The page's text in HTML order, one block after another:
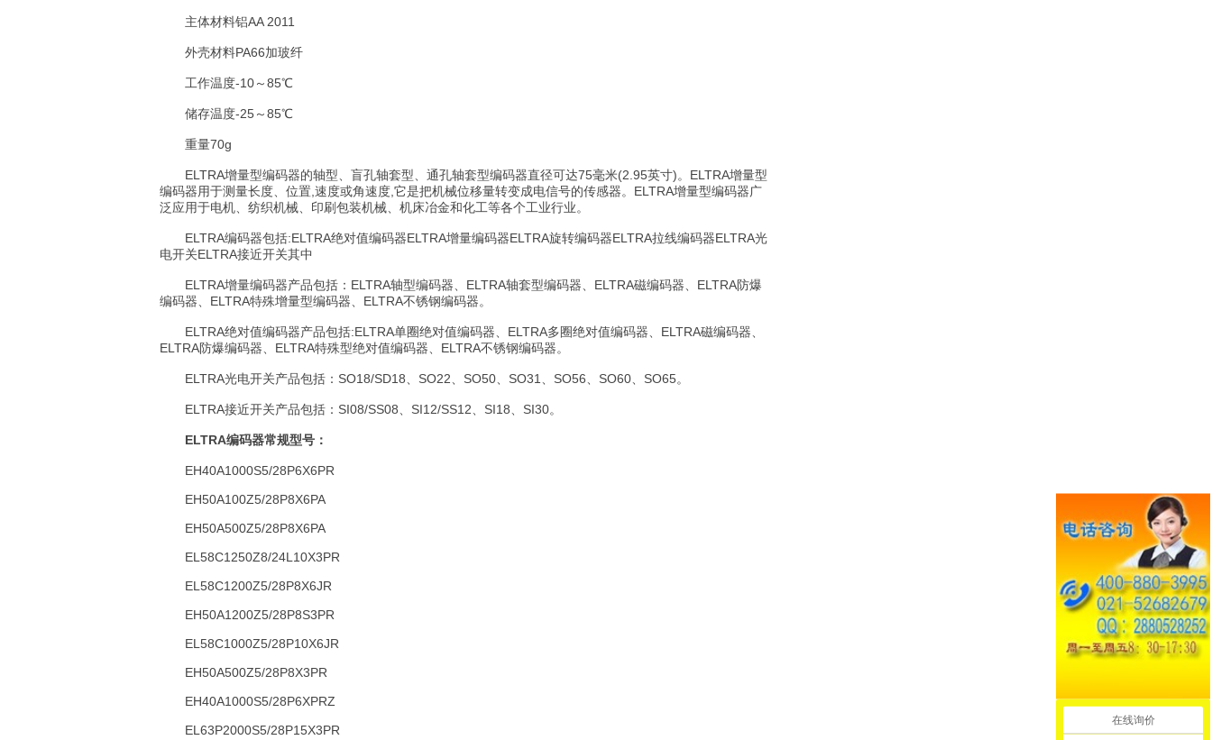
主体材料铝AA 2011
外壳材料PA66加玻纤
工作温度-10～85℃
储存温度-25～85℃
重量70g
ELTRA增量型编码器的轴型、盲孔轴套型、通孔轴套型编码器直径可达75毫米(2.95英寸)。ELTRA增量型
编码器用于测量长度、位置,速度或角速度,它是把机械位移量转变成电信号的传感器。ELTRA增量型编码器广
泛应用于电机、纺织机械、印刷包装机械、机床冶金和化工等各个工业行业。
ELTRA编码器包括:ELTRA绝对值编码器ELTRA增量编码器ELTRA旋转编码器ELTRA拉线编码器ELTRA光
电开关ELTRA接近开关其中
ELTRA增量编码器产品包括：ELTRA轴型编码器、ELTRA轴套型编码器、ELTRA磁编码器、ELTRA防爆
编码器、ELTRA特殊增量型编码器、ELTRA不锈钢编码器。
ELTRA绝对值编码器产品包括:ELTRA单圈绝对值编码器、ELTRA多圈绝对值编码器、ELTRA磁编码器、
ELTRA防爆编码器、ELTRA特殊型绝对值编码器、ELTRA不锈钢编码器。
ELTRA光电开关产品包括：SO18/SD18、SO22、SO50、SO31、SO56、SO60、SO65。
ELTRA接近开关产品包括：SI08/SS08、SI12/SS12、SI18、SI30。
ELTRA编码器常规型号：
EH40A1000S5/28P6X6PR
EH50A100Z5/28P8X6PA
EH50A500Z5/28P8X6PA
EL58C1250Z8/24L10X3PR
EL58C1200Z5/28P8X6JR
EH50A1200Z5/28P8S3PR
EL58C1000Z5/28P10X6JR
EH50A500Z5/28P8X3PR
EH40A1000S5/28P6XPRZ
EL63P2000S5/28P15X3PR
在线询价